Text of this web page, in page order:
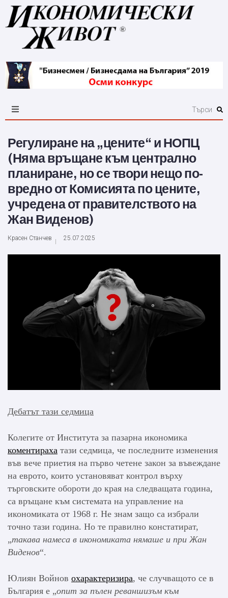
Регулиране на „цените“ и НОПЦ
(Няма връщане към централно
планиране, но се твори нещо по-
вредно от Комисията по цените,
учредена от правителството на
Жан Виденов)
Красен Станчев 25.07.2025
Дебатът тази седмица
Колегите от Института за пазарна икономика
коментираха тази седмица, че последните изменения
във вече приетия на първо четене закон за въвеждане
на еврото, които установяват контрол върху
търговските обороти до края на следващата година,
са връщане към системата на управление на
икономиката от 1968 г. Не знам защо са избрали
точно тази година. Но те правилно констатират,
„такава намеса в икономиката нямаше и при Жан
Виденов“.
Юлиян Войнов охарактеризира, че случващото се в
България е „опит за пълен реваншизъм към